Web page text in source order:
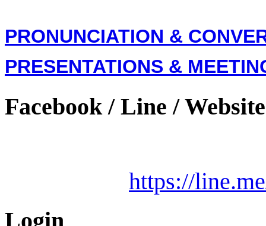
PRONUNCIATION &
PRESENTATIONS &
Facebook / Line / Website
https://
Login